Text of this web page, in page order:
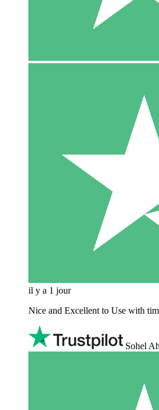
il y a 1 jour
Nice and Excellent to Use with
Sohel